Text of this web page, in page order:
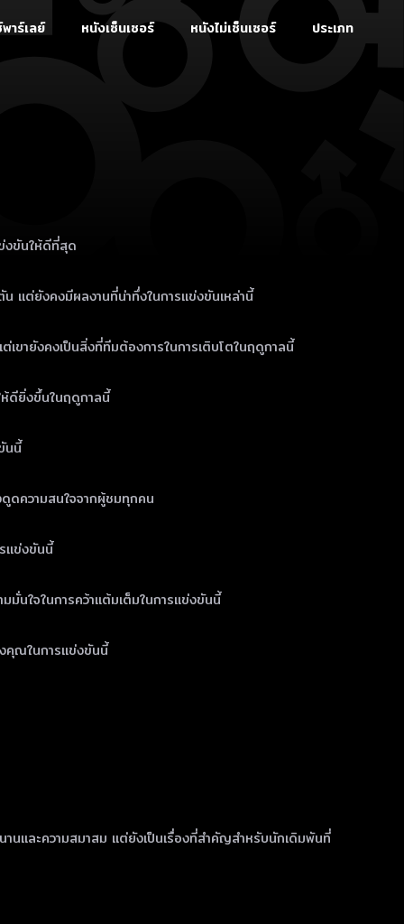
าร์เลย์ หนังเซ็นเซอร์ หนังไม่เซ็นเซอร์ ประเภท
งขันให้ดีที่สุด
แต่ยังคงมีผลงานที่น่าทึ่งในการแข่งขันเหล่านี้
ขายังคงเป็นสิ่งที่ทีมต้องการในการเติบโตในฤดูกาลนี้
ห้ดียิ่งขึ้นในฤดูกาลนี้
นนี้
ดความสนใจจากผู้ชมทุกคน
แข่งขันนี้
มั่นใจในการคว้าแต้มเต็มในการแข่งขันนี้
คุณในการแข่งขันนี้
นและความสมาสม แต่ยังเป็นเรื่องที่สำคัญสำหรับนักเดิมพันที่